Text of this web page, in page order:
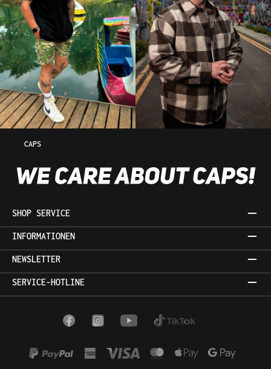
CAPS
SHOP SERVICE
INFORMATIONEN
NEWSLETTER
SERVICE-HOTLINE